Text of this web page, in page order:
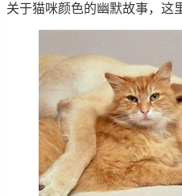
关于猫咪颜色的幽默故事，这